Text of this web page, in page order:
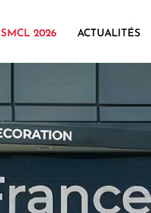
SMCL 2026 ACTUALITÉS